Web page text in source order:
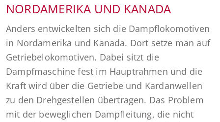
NORDAMERIKA UND KANADA
Anders entwickelten sich die Dampflokomotiven
in Nordamerika und Kanada. Dort setze man auf
Getriebelokomotiven. Dabei sitzt die
Dampfmaschine fest im Hauptrahmen und die
Kraft wird über die Getriebe und Kardanwellen
zu den Drehgestellen übertragen. Das Problem
mit der beweglichen Dampfleitung, die nicht